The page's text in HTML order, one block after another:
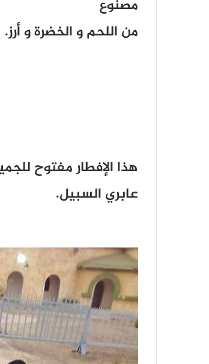
مصنوع
من اللحم و الخضرة و أرز.
هذا الإفطار مفتوح
عابري السبيل.